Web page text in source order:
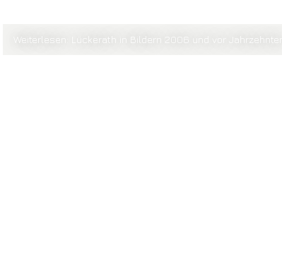
Weiterlesen: Lückerath in Bildern 2006 und vor Jahrzehnten.